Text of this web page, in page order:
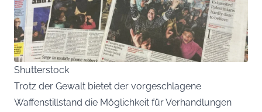
Shutterstock
Trotz der Gewalt bietet der vorgeschlagene
Waffenstillstand die Möglichkeit für Verhandlungen